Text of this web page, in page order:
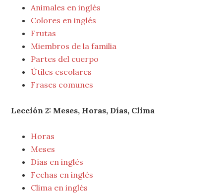
Animales en inglés
Colores en inglés
Frutas
Miembros de la familia
Partes del cuerpo
Útiles escolares
Frases comunes
Lección 2: Meses, Horas, Días, Clima
Horas
Meses
Días en inglés
Fechas en inglés
Clima en inglés